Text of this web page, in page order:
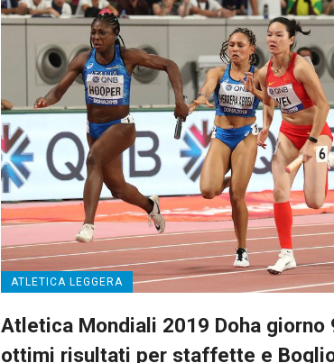
ATLETICA LEGGERA
Atletica Mondiali 2019 Doha giorno
ottimi risultati per staffette e